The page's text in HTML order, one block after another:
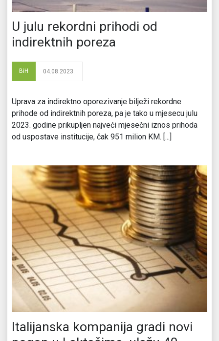
U julu rekordni prihodi od
indirektnih poreza
BiH 04.08.2023.
Uprava za indirektno oporezivanje bilježi rekordne
prihode od indirektnih poreza, pa je tako u mjesecu julu
2023. godine prikupljen najveći mjesečni iznos prihoda
od uspostave institucije, čak 951 milion KM. [...]
Italijanska kompanija gradi novi